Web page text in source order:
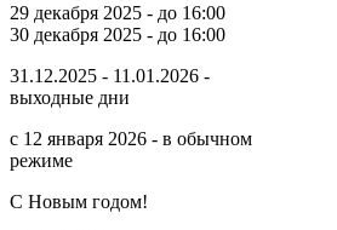
29 декабря 2025 - до 16:00
30 декабря 2025 - до 16:00
31.12.2025 - 11.01.2026 -
выходные дни
с 12 января 2026 - в обычном
режиме
С Новым годом!